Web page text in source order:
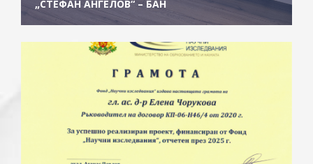
„СТЕФАН АНГЕЛОВ“ – БАН